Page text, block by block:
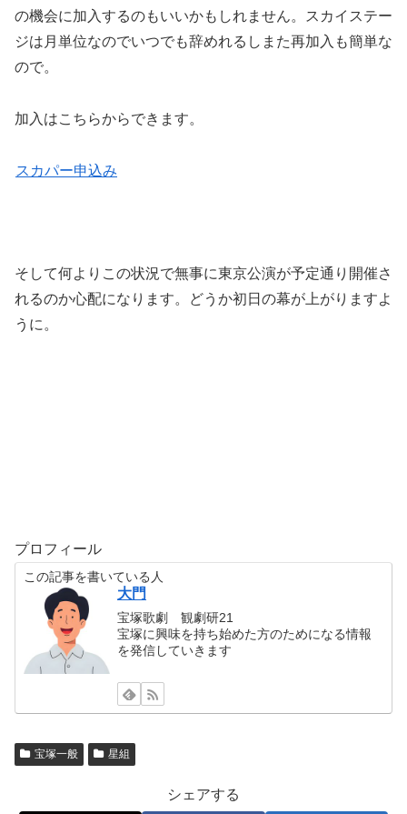
の機会に加入するのもいいかもしれません。スカイステー
ジは月単位なのでいつでも辞めれるしまた再加入も簡単な
ので。
加入はこちらからできます。
スカパー申込み
そして何よりこの状況で無事に東京公演が予定通り開催さ
れるのか心配になります。どうか初日の幕が上がりますよ
うに。
プロフィール
この記事を書いている人
大門
宝塚歌劇 観劇研21
宝塚に興味を持ち始めた方のためになる情報
を発信していきます
宝塚一般 星組
シェアする